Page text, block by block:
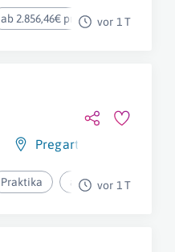
ab 2.856,46€ pro Monatvor 1 T
Pregarten
Praktika ab 2.974,60€ pro
vor 1 T